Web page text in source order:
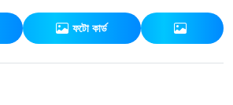
ফটো কার্ড